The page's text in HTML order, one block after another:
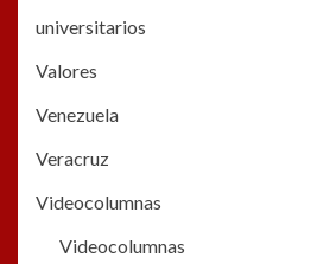
universitarios
Valores
Venezuela
Veracruz
Videocolumnas
Videocolumnas